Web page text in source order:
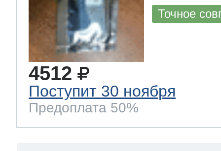
Точное
4512
Поступит 30 ноября
Предоплата 50%